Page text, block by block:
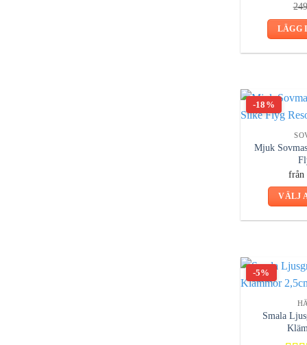
249
LÄGG
-18%
Mjuk
från
VÄLJ
-5%
Smala